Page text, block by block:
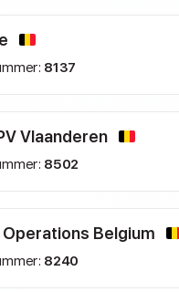
8137
Vlaanderen
8502
Operations Belgium
8240